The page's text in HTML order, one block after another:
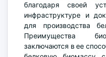
благодаря своей
инфраструктуре и
для производства
Преимущества
заключаются в ее